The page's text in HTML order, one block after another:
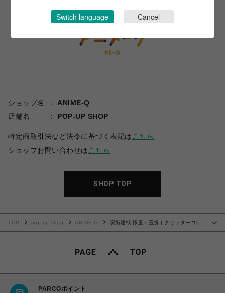
ショップ名
ANIME-Q
店舗名
POP-UP SHOP
特定商取引法など法令に基づく表記は こちら
ショップお問い合わせは こちら
SHOP TOP
TOP pop-up-shop ANIME-Q
呪術廻戦 懐玉・玉折 | グリッターコー
PARCOポイント
Switch language Cancel